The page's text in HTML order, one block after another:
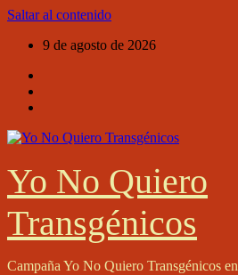
Saltar al contenido
9 de agosto de 2026
Yo No Quiero
Transgénicos
Campaña Yo No Quiero Transgénicos